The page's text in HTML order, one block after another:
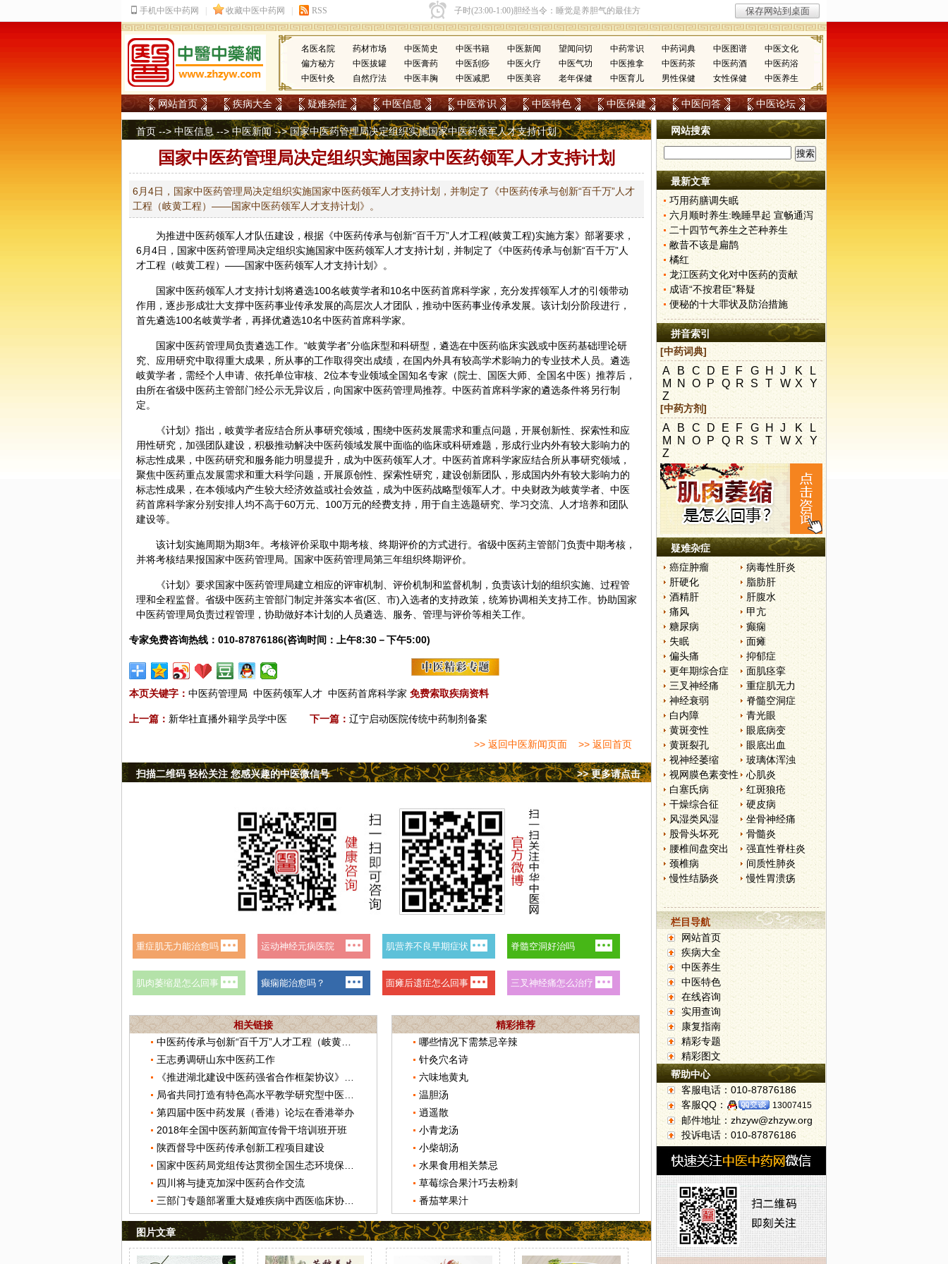
名医名院 药材市场 中医简史 中医书籍 中医新闻 望闻问切 中药常识 中药词典 中医图谱
中医文化
偏方秘方
中医拔罐 中医膏药 中医刮痧 中医火疗 中医气功 中医推拿 中医药茶 中医药酒
中医药浴
中医针灸
自然疗法 中医丰胸 中医减肥 中医美容 老年保健 中医育儿 男性保健 女性保健 中医养生
网站首页 疾病大全 疑难杂症 中医信息 中医常识 中医特色 中医保健 中医问答 中医论坛
首页 -->中医信息 -->中医新闻--> 国家中医药管理局决定组织实施国家中医药领军人才支持计划
国家中医药管理局决定组织实施国家中医药领军人才支持计划
6月4日，国家中医药管理局决定组织实施国家中医药领军人才支持计划，并制定了《中医药传承与创新“百千万”人才
工程（岐黄工程）——国家中医药领军人才支持计划》。
为推进中医药领军人才队伍建设，根据《中医药传承与创新“百千万”人才工程(岐黄工程)实施方案》部署要求，
6月4日，国家中医药管理局决定组织实施国家中医药领军人才支持计划，并制定了《中医药传承与创新“百千万”人
才工程（岐黄工程）——国家中医药领军人才支持计划》。
国家中医药领军人才支持计划将遴选100名岐黄学者和10名中医药首席科学家，充分发挥领军人才的引领带动
作用，逐步形成壮大支撑中医药事业传承发展的高层次人才团队，推动中医药事业传承发展。该计划分阶段进行，
首先遴选100名岐黄学者，再择优遴选10名中医药首席科学家。
国家中医药管理局负责遴选工作。“岐黄学者”分临床型和科研型，遴选在中医药临床实践或中医药基础理论研
究、应用研究中取得重大成果，所从事的工作取得突出成绩，在国内外具有较高学术影响力的专业技术人员。遴选
岐黄学者，需经个人申请、依托单位审核、2位本专业领域全国知名专家（院士、国医大师、全国名中医）推荐后，
由所在省级中医药主管部门经公示无异议后，向国家中医药管理局推荐。中医药首席科学家的遴选条件将另行制
定。
《计划》指出，岐黄学者应结合所从事研究领域，围绕中医药发展需求和重点问题，开展创新性、探索性和应
用性研究，加强团队建设，积极推动解决中医药领域发展中面临的临床或科研难题，形成行业内外有较大影响力的
标志性成果，中医药研究和服务能力明显提升，成为中医药领军人才。中医药首席科学家应结合所从事研究领域，
聚焦中医药重点发展需求和重大科学问题，开展原创性、探索性研究，建设创新团队，形成国内外有较大影响力的
标志性成果，在本领域内产生较大经济效益或社会效益，成为中医药战略型领军人才。中央财政为岐黄学者、中医
药首席科学家分别安排人均不高于60万元、100万元的经费支持，用于自主选题研究、学习交流、人才培养和团队
建设等。
该计划实施周期为期3年。考核评价采取中期考核、终期评价的方式进行。省级中医药主管部门负责中期考核，
并将考核结果报国家中医药管理局。国家中医药管理局第三年组织终期评价。
《计划》要求国家中医药管理局建立相应的评审机制、评价机制和监督机制，负责该计划的组织实施、过程管
理和全程监督。省级中医药主管部门制定并落实本省(区、市)入选者的支持政策，统筹协调相关支持工作。协助国家
中医药管理局负责过程管理，协助做好本计划的人员遴选、服务、管理与评价等相关工作。
专家免费咨询热线：010-87876186(咨询时间：上午8:30－下午5:00)
本页关键字： 中医药管理局 中医药领军人才 中医药首席科学家 免费索取疾病资料
上一篇： 新华社直播外籍学员学中医 下一篇： 辽宁启动医院传统中药制剂备案
>> 返回中医新闻页面 >> 返回首页
>> 更多请点击
扫描二维码 轻松关注 您感兴趣的中医微信号
相关链接
王志勇调研山东中医药工作
第四届中医中药发展（香港）论坛在香港举办
2018年全国中医药新闻宣传骨干培训班开班
陕西督导中医药传承创新工程项目建设
四川将与捷克加深中医药合作交流
精彩推荐
哪些情况下需禁忌辛辣
针灸穴名诗
六味地黄丸
温胆汤
逍遥散
小青龙汤
小柴胡汤
水果食用相关禁忌
草莓综合果汁巧去粉刺
番茄苹果汁
图片文章
网站搜索
最新文章
巧用药膳调失眠
六月顺时养生:晚睡早起 宣畅通泻
二十四节气养生之芒种养生
敝昔不该是扁鹊
橘红
龙江医药文化对中医药的贡献
成语“不按君臣”释疑
便秘的十大罪状及防治措施
拼音索引
[中药词典]
A B C D E F G H J K
L
M N O P Q R S T W X
Y
Z
[中药方剂]
A B C D E F G H J K
L
M N O P Q R S T W X
Y
Z
疑难杂症
癌症肿瘤
病毒性肝炎
肝硬化
脂肪肝
酒精肝
肝腹水
痛风
甲亢
糖尿病
癫痫
失眠
面瘫
偏头痛
抑郁症
更年期综合症
面肌痉挛
三叉神经痛
重症肌无力
神经衰弱
脊髓空洞症
白内障
青光眼
黄斑变性
眼底病变
黄斑裂孔
眼底出血
视神经萎缩
玻璃体浑浊
视网膜色素变性
心肌炎
白塞氏病
红斑狼疮
干燥综合征
硬皮病
风湿类风湿
坐骨神经痛
股骨头坏死
骨髓炎
腰椎间盘突出
强直性脊柱炎
颈椎病
间质性肺炎
慢性结肠炎
慢性胃溃疡
栏目导航
网站首页
疾病大全
中医养生
中医特色
在线咨询
实用查询
康复指南
精彩专题
精彩图文
帮助中心
客服电话：010-87876186
客服QQ：
13007415
邮件地址：zhzyw@zhzyw.org
投诉电话：010-87876186